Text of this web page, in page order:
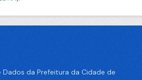
Dados da Prefeitura da Cidade de